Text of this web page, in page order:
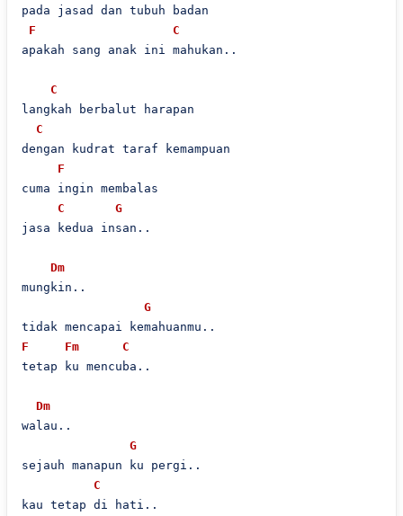
pada jasad dan tubuh badan
F
C
apakah sang anak ini mahukan..
C
langkah berbalut harapan
C
dengan kudrat taraf kemampuan
F
cuma ingin membalas
C
G
jasa kedua insan..
Dm
mungkin..
G
F
Fm
C
tetap ku mencuba..
Dm
walau..
G
sejauh manapun ku pergi..
C
kau tetap di hati..